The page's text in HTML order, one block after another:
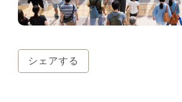
シェアする